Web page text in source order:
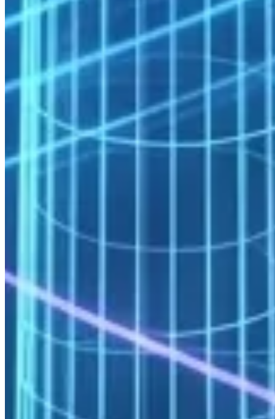
birleştiren açık kaynaklı aeroelastik bir çözücüdür. Monte Carlo
bozulma analizleri ve ömür tahmini çalışmaları için yüzlerce
bağımsız simülasyon paralel olarak yürütülür; SLURM tabanlı job
array yönetimi bu iş akışını verimli kılar.
Pratik örnek (5 MW sınıfı türbin, tam rotor URANS):
30 milyon hücre, 3 bıçak, dönen referans çerçevesi
256 çekirdek: ~5 saat
InfiniBand HDR olmadan (Ethernet): %35–50 performans
Petrol & Gaz: Rezervuar Simülasyonu ve Sismik
İşleme
akışkan modellerinde çok fazlı akış denklemlerini çözer. Eclipse ve
CMG, sektörün standart araçlarıdır; büyük ve karmaşık rezervuarlar
için 64–512 çekirdeklik hesaplama kapasitesi günlerce süren çalışma
döngülerini saatlere indirir.
ters zaman göçü (RTM) algoritmalarıyla birlikte olağanüstü bir
hesaplama ihtiyacı doğurur. FWI iş yükleri GPU ivmesinden önemli
ölçüde yararlanır; 4–8 adet NVIDIA H100 içeren GPU node’ları bu
iş yüklerinde en yüksek fiyat/performans oranını sağlar.
CO₂ jeolojilik depolama projeleri ve jeotermal enerji uygulamaları
için TOUGH2 ve türevleri (TOUGH+, TOUGHREACT), çok
fazlı, çok bileşenli akış ve ısı transferini gözenekli ortamlarda simüle
eder. Bu iş yükleri CPU yoğunludur ve yüksek RAM
gereksinimleriyle birlikte gelir (node başına 256–512 GB).
Güneş Enerjisi: Panel Termal Analizi ve Sistem
Optimizasyonu